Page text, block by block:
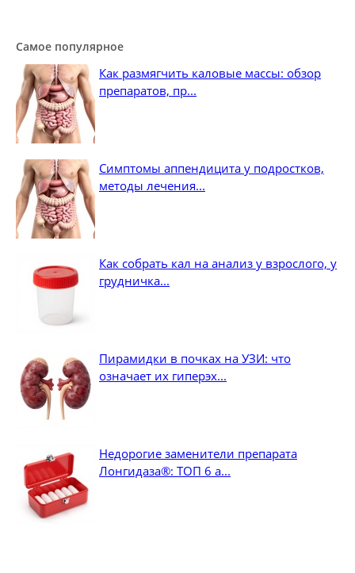
Самое популярное
Как размягчить каловые массы: обзор
препаратов, пр...
Симптомы аппендицита у подростков,
методы лечения...
Как собрать кал на анализ у взрослого, у
грудничка...
Пирамидки в почках на УЗИ: что
означает их гиперэх...
Недорогие заменители препарата
Лонгидаза®: ТОП 6 а...